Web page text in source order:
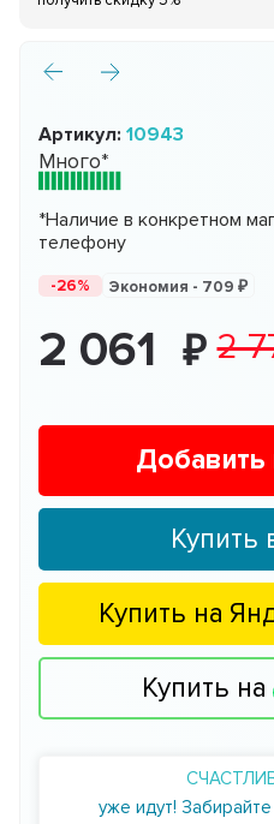
Артикул:10943
Много*
*Наличие в конкретном
телефону
-26% Экономия - 709
2 061 2
Добавить
Купить
Купить на
Купить на
уже идут!